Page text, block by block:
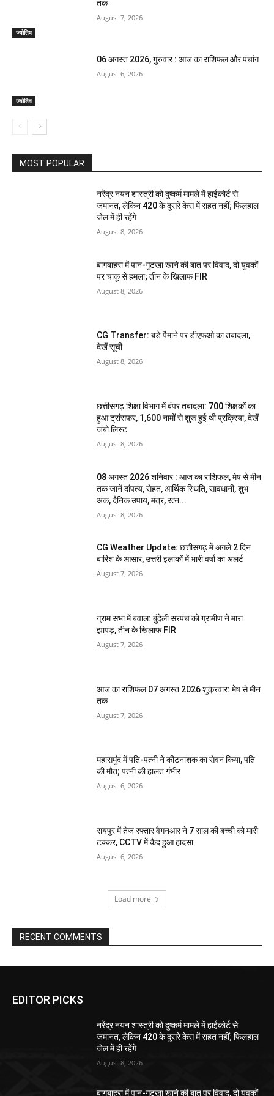
ज्योतिष
तक
August 7, 2026
ज्योतिष
06 अगस्त 2026, गुरुवार : आज का राशिफल और पंचांग
August 6, 2026
MOST POPULAR
नरेंद्र नयन शास्त्री को दुष्कर्म मामले में हाईकोर्ट से
जमानत, लेकिन 420 के दूसरे केस में राहत नहीं; फिलहाल
जेल में ही रहेंगे
August 8, 2026
बागबाहरा में पान-गुटखा खाने की बात पर विवाद, दो युवकों
पर चाकू से हमला; तीन के खिलाफ FIR
August 8, 2026
CG Transfer: बड़े पैमाने पर डीएफओ का तबादला,
देखें सूची
August 8, 2026
छत्तीसगढ़ शिक्षा विभाग में बंपर तबादला: 700 शिक्षकों का
हुआ ट्रांसफर, 1,600 नामों से शुरू हुई थी प्रक्रिया, देखें
जंबो लिस्ट
August 8, 2026
08 अगस्त 2026 शनिवार : आज का राशिफल, मेष से मीन
तक जानें दांपत्य, सेहत, आर्थिक स्थिति, सावधानी, शुभ
अंक, दैनिक उपाय, मंत्र, रत्न...
August 8, 2026
CG Weather Update: छत्तीसगढ़ में अगले 2 दिन
बारिश के आसार, उत्तरी इलाकों में भारी वर्षा का अलर्ट
August 7, 2026
ग्राम सभा में बवाल: बुंदेली सरपंच को ग्रामीण ने मारा
झापड़, तीन के खिलाफ FIR
August 7, 2026
आज का राशिफल 07 अगस्त 2026 शुक्रवार: मेष से मीन
तक
August 7, 2026
महासमुंद में पति-पत्नी ने कीटनाशक का सेवन किया, पति
की मौत; पत्नी की हालत गंभीर
August 6, 2026
रायपुर में तेज रफ्तार वैगनआर ने 7 साल की बच्ची को मारी
टक्कर, CCTV में कैद हुआ हादसा
August 6, 2026
Load more
RECENT COMMENTS
EDITOR PICKS
नरेंद्र नयन शास्त्री को दुष्कर्म मामले में हाईकोर्ट से
जमानत, लेकिन 420 के दूसरे केस में राहत नहीं; फिलहाल
जेल में ही रहेंगे
August 8, 2026
बागबाहरा में पान-गुटखा खाने की बात पर विवाद, दो युवकों